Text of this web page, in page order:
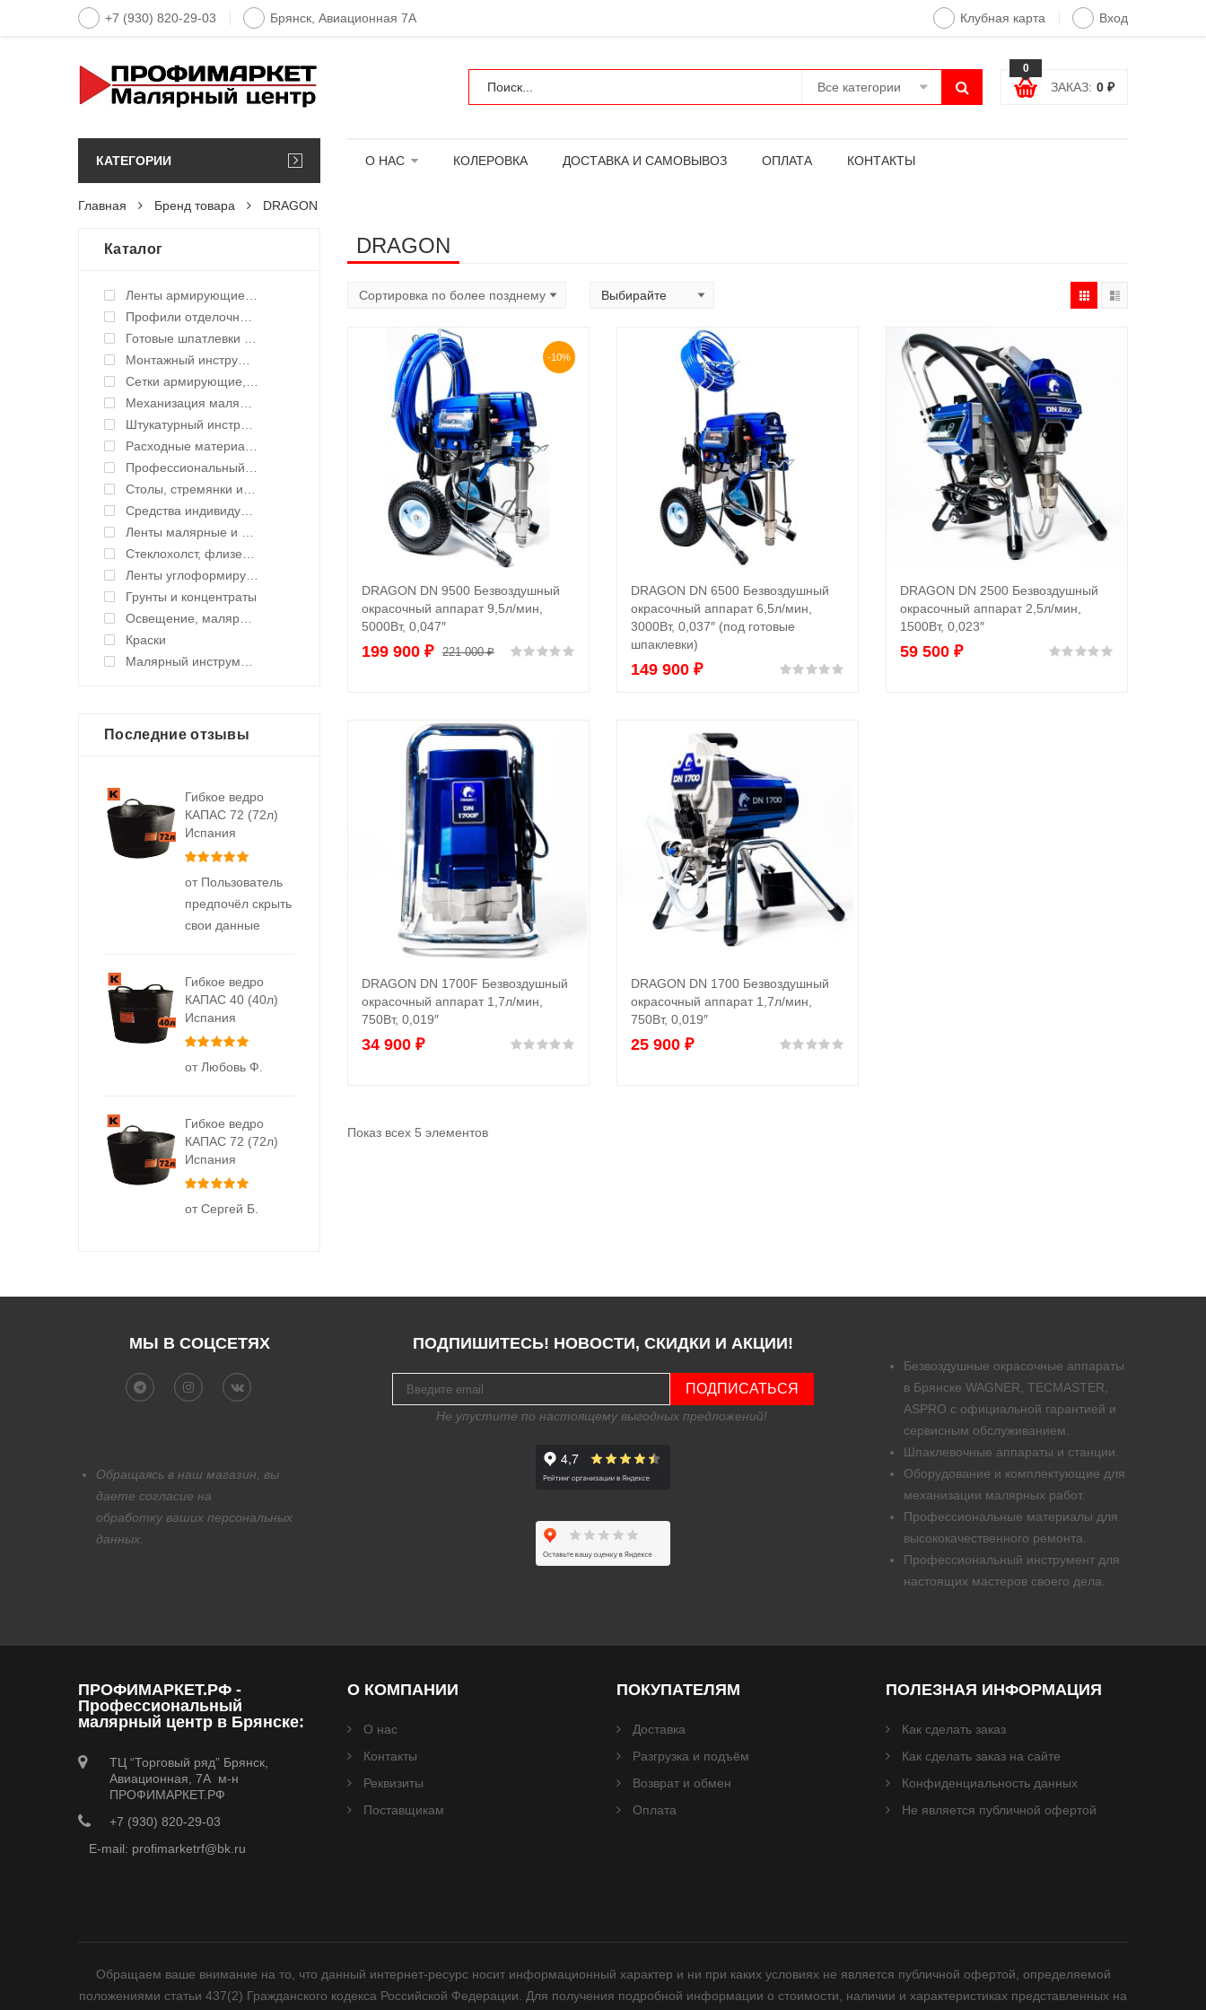
+7 (930) 820-29-03 Брянск, Авиационная 7А Клубная карта Вход
Все категории
0
ЗАКАЗ: 0 ₽
КАТЕГОРИИ О НАС КОЛЕРОВКА ДОСТАВКА И САМОВЫВОЗ ОПЛАТА КОНТАКТЫ
Главная Бренд товара DRAGON
DRAGON
-10%
В корзину
DRAGON DN 9500 Безвоздушный
окрасочный аппарат 9,5л/мин,
5000Вт, 0,047″
221 000₽
199 900 ₽ из 5
В корзину
DRAGON DN 6500 Безвоздушный
окрасочный аппарат 6,5л/мин,
3000Вт, 0,037″ (под готовые
шпаклевки)
149 900 ₽
В корзину
DRAGON DN 2500 Безвоздушный
окрасочный аппарат 2,5л/мин,
1500Вт, 0,023″
59 500 ₽
В корзину
DRAGON DN 1700F Безвоздушный
окрасочный аппарат 1,7л/мин,
750Вт, 0,019″
34 900 ₽ из 5
В корзину
DRAGON DN 1700 Безвоздушный
окрасочный аппарат 1,7л/мин,
750Вт, 0,019″
25 900 ₽
Показ всех 5 элементов
Каталог
Ленты армирующие для швов и стыков
Профили отделочные для ГКЛ
Готовые шпатлевки и клея
Монтажный инструмент
Сетки армирующие, ленты уплотнительные
Механизация малярных работ
Штукатурный инструмент
Расходные материалы
Профессиональный инструмент и оборудование
Столы, стремянки и подмости
Средства индивидуальной защиты (СИЗ)
Ленты малярные и укрывные материалы
Стеклохолст, флизелин малярный
Ленты углоформирующие, углозащитные
Грунты и концентраты
Освещение, малярные светильники
Краски
Малярный инструмент ручной
Последние отзывы
Гибкое ведро
КАПАС 72 (72л)
Испания
от Пользователь
предпочёл скрыть
свои данные
Гибкое ведро
КАПАС 40 (40л)
Испания
от Любовь Ф.
Гибкое ведро
КАПАС 72 (72л)
Испания
от Сергей Б.
МЫ В СОЦСЕТЯХ
Обращаясь в наш магазин, вы
даете согласие на
обработку ваших персональных
данных.
ПОДПИШИТЕСЬ! НОВОСТИ, СКИДКИ И АКЦИИ!
ПОДПИСАТЬСЯ
Не упустите по настоящему выгодных предложений!
Безвоздушные окрасочные аппараты
в Брянске WAGNER, TECMASTER,
ASPRO с официальной гарантией и
сервисным обслуживанием.
Шпаклевочные аппараты и станции.
Оборудование и комплектующие для
механизации малярных работ.
Профессиональные материалы для
высококачественного ремонта.
Профессиональный инструмент для
настоящих мастеров своего дела.
ПРОФИМАРКЕТ.РФ -
Профессиональный
малярный центр в Брянске:
ТЦ “Торговый ряд” Брянск,
Авиационная, 7А м-н
ПРОФИМАРКЕТ.РФ
+7 (930) 820-29-03
E-mail: profimarketrf@bk.ru
О КОМПАНИИ
О нас
Контакты
Реквизиты
Поставщикам
ПОКУПАТЕЛЯМ
Доставка
Разгрузка и подъём
Возврат и обмен
Оплата
ПОЛЕЗНАЯ ИНФОРМАЦИЯ
Как сделать заказ
Как сделать заказ на сайте
Конфиденциальность данных
Не является публичной офертой
Обращаем ваше внимание на то, что данный интернет-ресурс носит информационный характер и ни при каких условиях не является публичной офертой, определяемой
положениями статьи 437(2) Гражданского кодекса Российской Федерации. Для получения подробной информации о стоимости, наличии и характеристиках представленных на